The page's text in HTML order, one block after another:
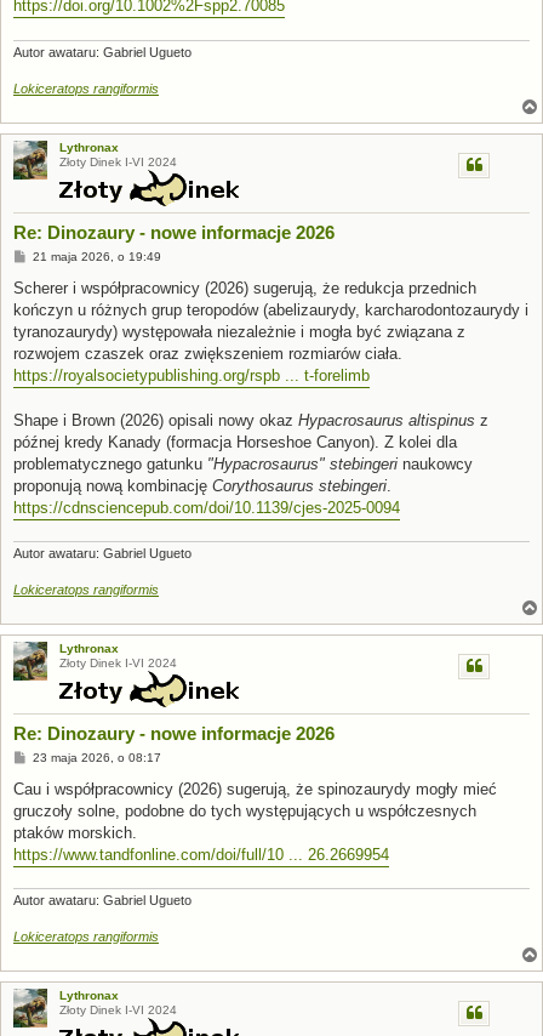
https://doi.org/10.1002%2Fspp2.70085
Autor awataru: Gabriel Ugueto
Lokiceratops rangiformis
Lythronax
Złoty Dinek I-VI 2024
Re: Dinozaury - nowe informacje 2026
P
s
21 maja 2026, o 19:49
Scherer i współpracownicy (2026) sugerują, że redukcja przednich
kończyn u różnych grup teropodów (abelizaurydy, karcharodontozaurydy i
tyranozaurydy) występowała niezależnie i mogła być związana z
rozwojem czaszek oraz zwiększeniem rozmiarów ciała.
https://royalsocietypublishing.org/rspb ... t-forelimb
Shape i Brown (2026) opisali nowy okaz Hypacrosaurus altispinus z
późnej kredy Kanady (formacja Horseshoe Canyon). Z kolei dla
problematycznego gatunku "Hypacrosaurus" stebingeri naukowcy
proponują nową kombinację Corythosaurus stebingeri
https://cdnsciencepub.com/doi/10.1139/cjes-2025-0094
Autor awataru: Gabriel Ugueto
Lokiceratops rangiformis
Lythronax
Złoty Dinek I-VI 2024
Re: Dinozaury - nowe informacje 2026
P
s
23 maja 2026, o 08:17
Cau i współpracownicy (2026) sugerują, że spinozaurydy mogły mieć
gruczoły solne, podobne do tych występujących u współczesnych
ptaków morskich.
https://www.tandfonline.com/doi/full/10 ... 26.2669954
Autor awataru: Gabriel Ugueto
Lokiceratops rangiformis
Lythronax
Złoty Dinek I-VI 2024